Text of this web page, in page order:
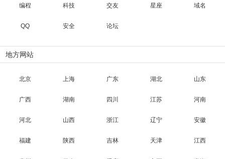
编程 科技 交友 星座 域名
QQ 安全 论坛
地方网站
北京 上海 广东 湖北 山东
广西 湖南 四川 江苏 河南
河北 山西 浙江 辽宁 安徽
福建 陕西 吉林 天津 江西